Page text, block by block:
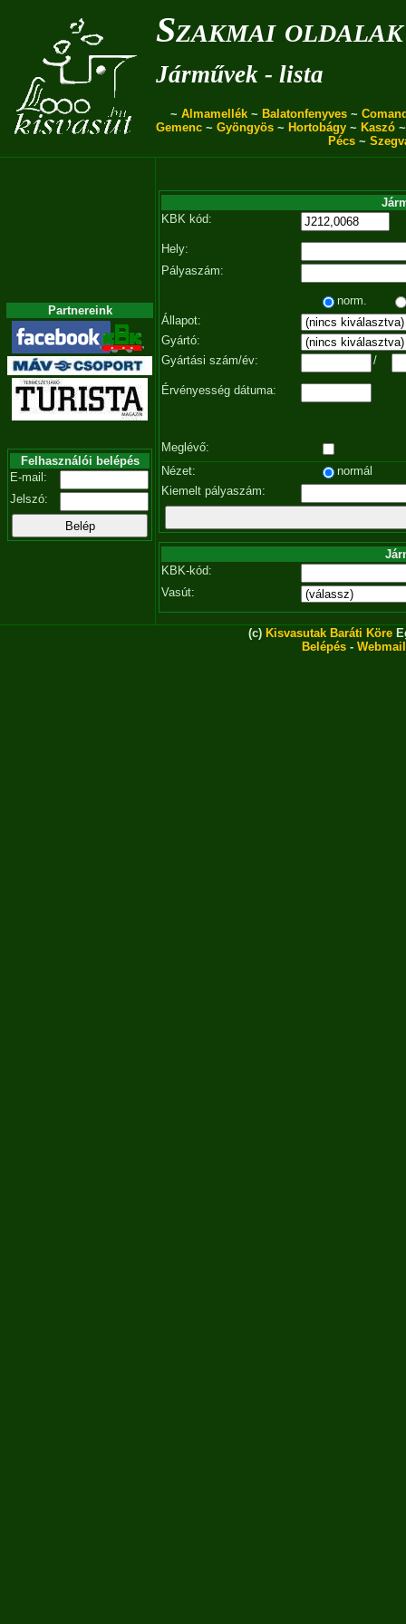
Szakmai oldalak
Járművek - lista
~ Almamellék ~ Balatonfenyves ~
Gemenc ~ Gyöngyös ~ Hortobágy ~ Kaszó
Pécs ~
Partnereink
Felhasználói belépés
E-mail:
Jelszó:
KBK kód:
Hely:
Pályaszám:
norm.
Állapot:
Gyártó:
Gyártási szám/év:
/
Érvényesség dátuma:
Meglévő:
Nézet:
normál
Kiemelt pályaszám:
KBK-kód:
Vasút:
(c) Kisvasutak Baráti Köre
Belépés - Webmail